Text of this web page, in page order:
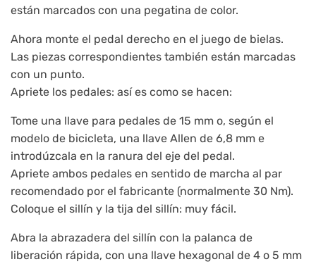
están marcados con una pegatina de color.
Ahora monte el pedal derecho en el juego de bielas.
Las piezas correspondientes también están marcadas
con un punto.
Apriete los pedales: así es como se hacen:
Tome una llave para pedales de 15 mm o, según el
modelo de bicicleta, una llave Allen de 6,8 mm e
introdúzcala en la ranura del eje del pedal.
Apriete ambos pedales en sentido de marcha al par
recomendado por el fabricante (normalmente 30 Nm).
Coloque el sillín y la tija del sillín: muy fácil.
Abra la abrazadera del sillín con la palanca de
liberación rápida, con una llave hexagonal de 4 o 5 mm